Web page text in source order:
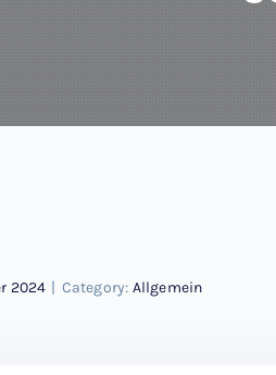
2024 | Category: Allgemein